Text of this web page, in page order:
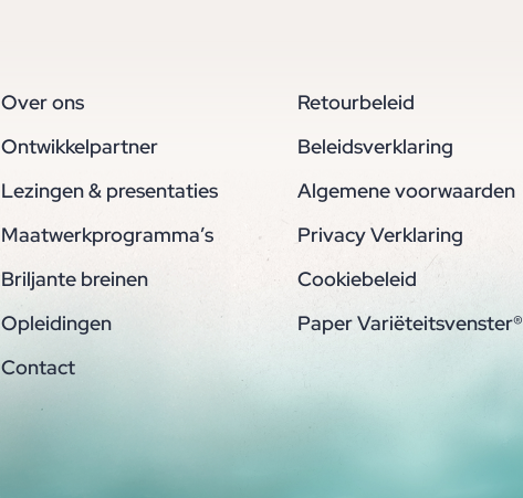
Over ons
Ontwikkelpartner
Lezingen & presentaties
Maatwerkprogramma’s
Briljante breinen
Opleidingen
Contact
Retourbeleid
Beleidsverklaring
Algemene voorwaarden
Privacy Verklaring
Cookiebeleid
Paper Variëteitsvenster®